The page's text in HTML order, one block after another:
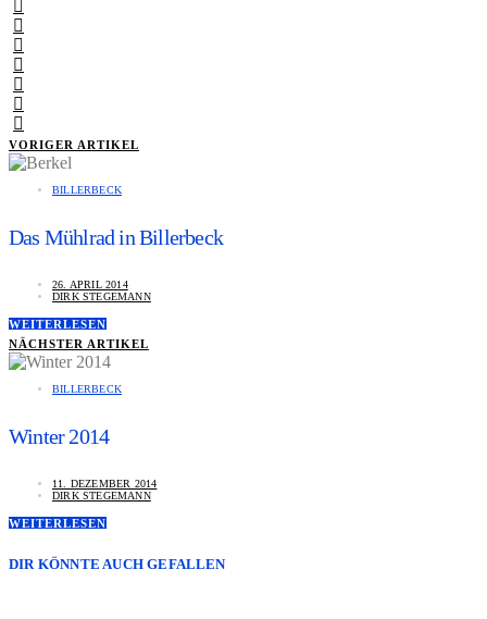
VORIGER ARTIKEL
BILLERBECK
Das Mühlrad in Billerbeck
26. APRIL 2014
DIRK STEGEMANN
WEITERLESEN
NÄCHSTER ARTIKEL
BILLERBECK
Winter 2014
11. DEZEMBER 2014
DIRK STEGEMANN
WEITERLESEN
DIR KÖNNTE AUCH GEFALLEN